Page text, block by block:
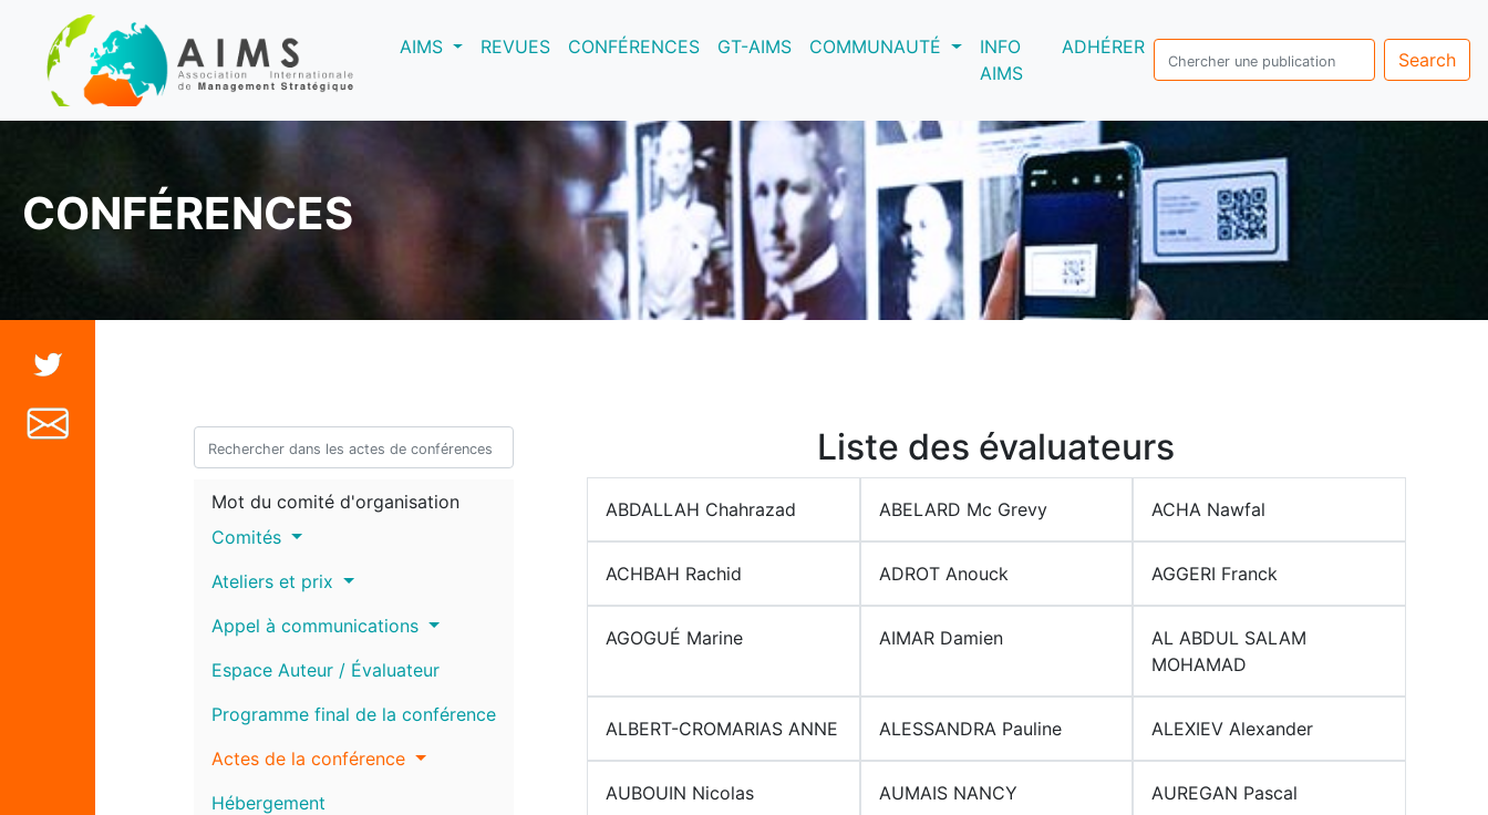
AIMS(current)REVUES CONFÉRENCES GT-AIMS COMMUNAUTÉ
INFO
AIMS
ADHÉRER
Search
CONFÉRENCES
Mot du comité d'organisation
Comités
Ateliers et prix
Appel à communications
Espace Auteur / Évaluateur
Programme final de la conférence
Actes de la conférence
Hébergement
Liste des évaluateurs
ABDALLAH Chahrazad ABELARD Mc Grevy ACHA Nawfal
ACHBAH Rachid ADROT Anouck AGGERI Franck
AGOGUÉ Marine AIMAR Damien
AL ABDUL SALAM
MOHAMAD
ALBERT-CROMARIAS ANNE ALESSANDRA Pauline ALEXIEV Alexander
AUBOUIN Nicolas AUMAIS NANCY AUREGAN Pascal